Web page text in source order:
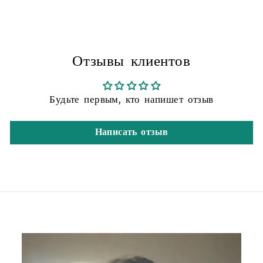
Отзывы клиентов
Будьте первым, кто напишет отзыв
Написать отзыв